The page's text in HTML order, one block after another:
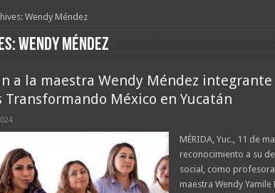
Wendy Méndez
Wendy Méndez
a la maestra Wendy Méndez
Transformando México en Yucatán
MÉRIDA, Yuc., 11 de
reconocimiento a su
social, como
maestra Wendy